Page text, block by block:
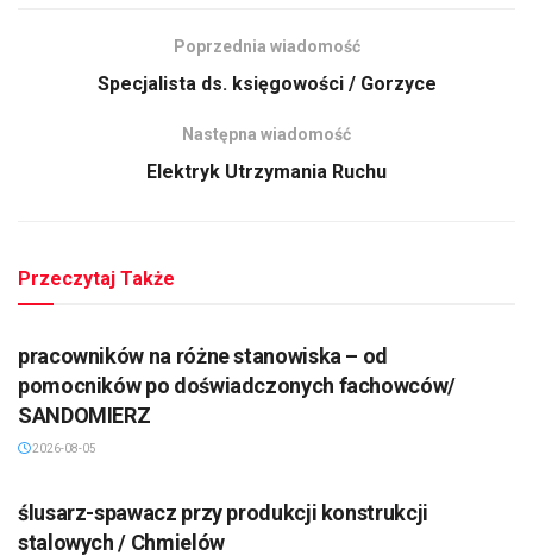
Poprzednia wiadomość
Specjalista ds. księgowości / Gorzyce
Następna wiadomość
Elektryk Utrzymania Ruchu
Przeczytaj Także
pracowników na różne stanowiska – od
pomocników po doświadczonych fachowców/
SANDOMIERZ
2026-08-05
ślusarz-spawacz przy produkcji konstrukcji
stalowych / Chmielów